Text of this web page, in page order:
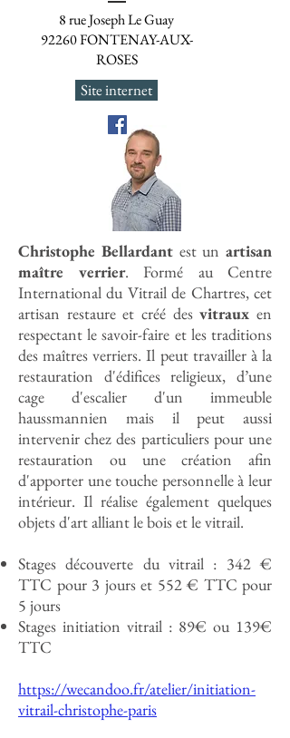
8 rue Joseph Le Guay
92260 FONTENAY-AUX-
ROSES
Site internet
Christophe Bellardantest un artisan
maître verrier. Formé au Centre
International du Vitrail de Chartres, cet
artisan restaure et créé desvitraux en
respectant le savoir-faire et les traditions
des maîtres verriers. Il peut travailler à la
restauration d'édifices religieux, d’une
cage d'escalier d'un immeuble
haussmannien mais il peut aussi
intervenir chez des particuliers pour une
restauration ou une création afin
d'apporter une touche personnelle à leur
intérieur. Il réalise également quelques
objets d'art alliant le bois et le vitrail.
Stages découverte du vitrail : 342 €
TTC pour 3 jours et 552 € TTC pour
5 jours
Stages initiation vitrail : 89€ ou 139€
TTC
https://wecandoo.fr/atelier/initiation-
vitrail-christophe-paris